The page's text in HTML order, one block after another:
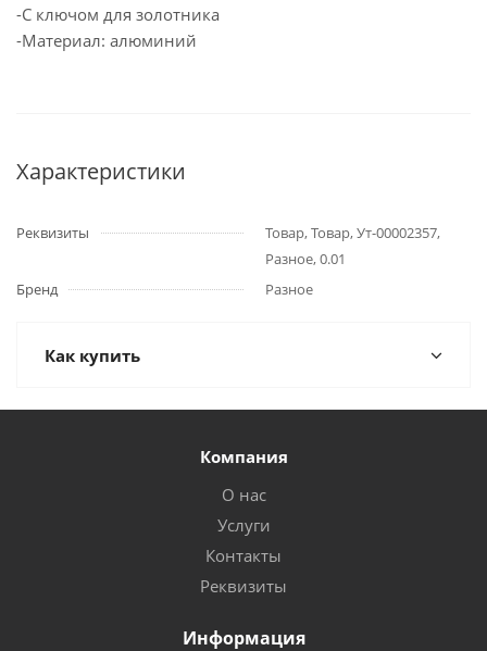
-С ключом для золотника
-Материал: алюминий
Характеристики
Реквизиты
Товар, Товар, Ут-00002357,
Разное, 0.01
Бренд
Разное
Как купить
Компания
О нас
Услуги
Контакты
Реквизиты
Информация